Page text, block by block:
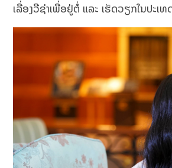
ເລື່ອງວີຊ່າເພື່ອຢູ່ຕໍ່ ແລະ ເຮັດວຽກໃນປະເທ